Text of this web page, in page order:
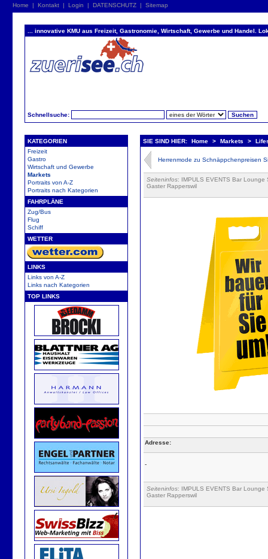
Home | Kontakt | Login | DATENSCHUTZ | Sitemap
... innovative KMU aus Freizeit, Gastronomie, Wirtschaft, Gewerbe und Handel.
Schnellsuche:
KATEGORIEN
Freizeit
Gastro
Wirtschaft und Gewerbe
Markets
Portraits von A-Z
Portraits nach Kategorien
FAHRPLÄNE
Zug/Bus
Flug
Schiff
WETTER
LINKS
Links von A-Z
Links nach Kategorien
TOP LINKS
SIE SIND HIER: Home > Markets >
Herrenmode zu Schnäppchenpreisen
Seiteninfos: IMPULS EVENTS Bar
Gaster Rapperswil
Adresse:
-
Seiteninfos: IMPULS EVENTS Bar
Gaster Rapperswil